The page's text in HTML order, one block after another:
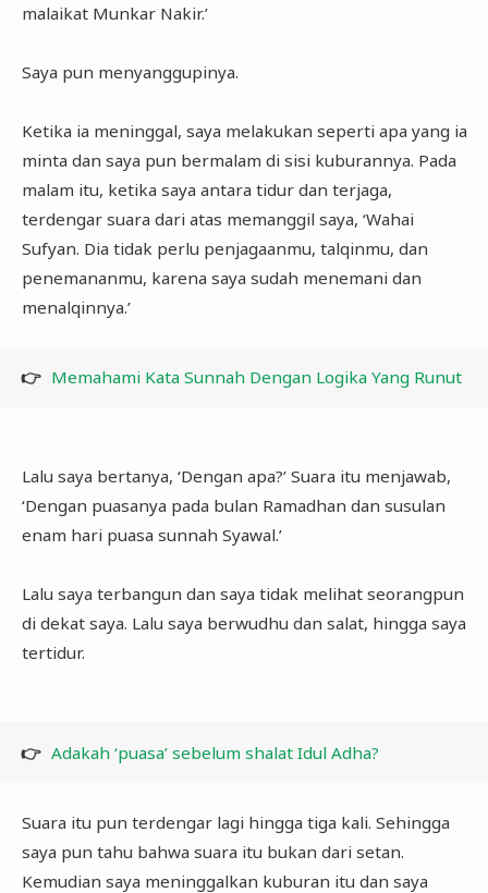
malaikat Munkar Nakir.’
Saya pun menyanggupinya.
Ketika ia meninggal, saya melakukan seperti apa yang ia
minta dan saya pun bermalam di sisi kuburannya. Pada
malam itu, ketika saya antara tidur dan terjaga,
terdengar suara dari atas memanggil saya, ‘Wahai
Sufyan. Dia tidak perlu penjagaanmu, talqinmu, dan
penemananmu, karena saya sudah menemani dan
menalqinnya.’
👉 Memahami Kata Sunnah Dengan Logika Yang Runut
Lalu saya bertanya, ‘Dengan apa?’ Suara itu menjawab,
‘Dengan puasanya pada bulan Ramadhan dan susulan
enam hari puasa sunnah Syawal.’
Lalu saya terbangun dan saya tidak melihat seorangpun
di dekat saya. Lalu saya berwudhu dan salat, hingga saya
tertidur.
👉 Adakah ‘puasa’ sebelum shalat Idul Adha?
Suara itu pun terdengar lagi hingga tiga kali. Sehingga
saya pun tahu bahwa suara itu bukan dari setan.
Kemudian saya meninggalkan kuburan itu dan saya